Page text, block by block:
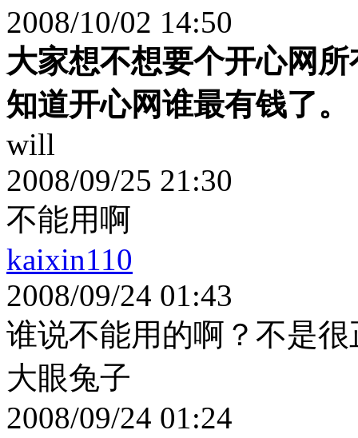
2008/10/02 14:50
大家想不想要个开心网
知道开心网谁最有钱了。
will
2008/09/25 21:30
不能用啊
kaixin110
2008/09/24 01:43
谁说不能用的啊？不是
大眼兔子
2008/09/24 01:24